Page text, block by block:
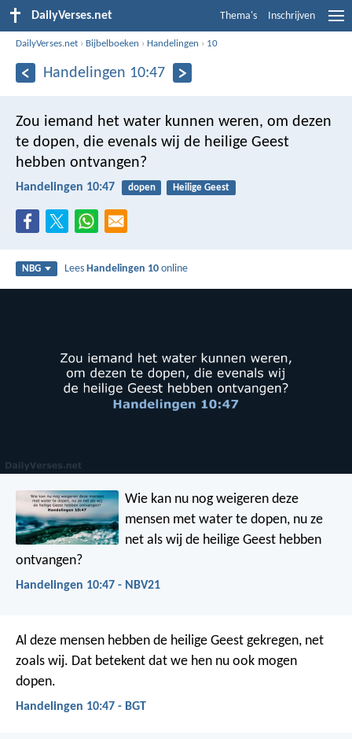
DailyVerses.net Thema's Inschrijven
DailyVerses.net › Bijbelboeken › Handelingen › 10
Handelingen 10:47
Zou iemand het water kunnen weren, om dezen
te dopen, die evenals wij de heilige Geest
hebben ontvangen?
Handelingen 10:47 dopen Heilige Geest
NBG LeesHandelingen 10 online
Wie kan nu nog weigeren deze
mensen met water te dopen, nu ze
net als wij de heilige Geest hebben
ontvangen?
Handelingen 10:47 - NBV21
Al deze mensen hebben de heilige Geest gekregen, net
zoals wij. Dat betekent dat we hen nu ook mogen
dopen.
Handelingen 10:47 - BGT